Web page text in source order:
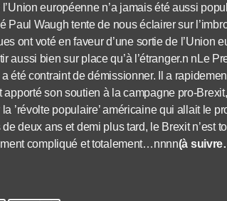
européenne n’a jamais été aussi
Paul Waugh tente de nous éclairer sur
ont voté en faveur d’une sortie de l’Union
aussi bien sur place qu’à l’étranger.n nLe
été contraint de démissionner. Il a
son soutien à la campagne pro-
’révolte populaire’ américaine qui allait le
deux ans et demi plus tard, le Brexit n’est
compliqué et totalement…nnnn(à